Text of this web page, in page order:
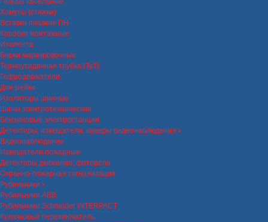
Хомуты (стяжки)
Вставки плавкие ПН
Коробки монтажные
Изолента
Бирки маркировочные
Термоусадочная трубка (ТуТ)
Гофродержатели
Дин-рейки
Изоляторы шинные
Шины электротехнические
Бензиновые электростанции
Детекторы, извещатели, камеры видеонаблюдения
Видеонаблюдение
Извещатели пожарные
Детекторы движения, фотореле
Охранно-пожарная сигнализация
Рубильники
Рубильники ABB
Рубильники Schneider INTERPACT
Кулачковый переключатель